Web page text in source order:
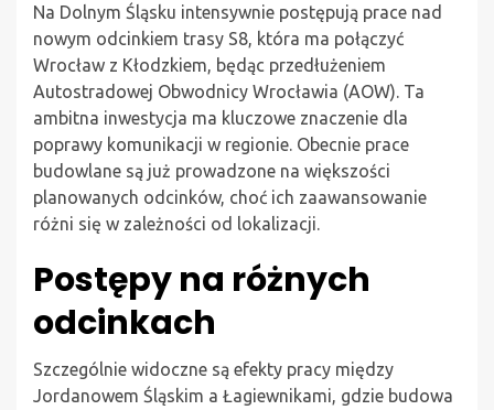
Na Dolnym Śląsku intensywnie postępują prace nad
nowym odcinkiem trasy S8, która ma połączyć
Wrocław z Kłodzkiem, będąc przedłużeniem
Autostradowej Obwodnicy Wrocławia (AOW). Ta
ambitna inwestycja ma kluczowe znaczenie dla
poprawy komunikacji w regionie. Obecnie prace
budowlane są już prowadzone na większości
planowanych odcinków, choć ich zaawansowanie
różni się w zależności od lokalizacji.
Postępy na różnych
odcinkach
Szczególnie widoczne są efekty pracy między
Jordanowem Śląskim a Łagiewnikami, gdzie budowa